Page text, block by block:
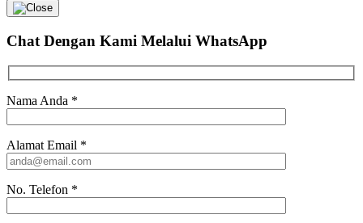
Chat Dengan Kami Melalui WhatsApp
Nama Anda *
Alamat Email *
No. Telefon *